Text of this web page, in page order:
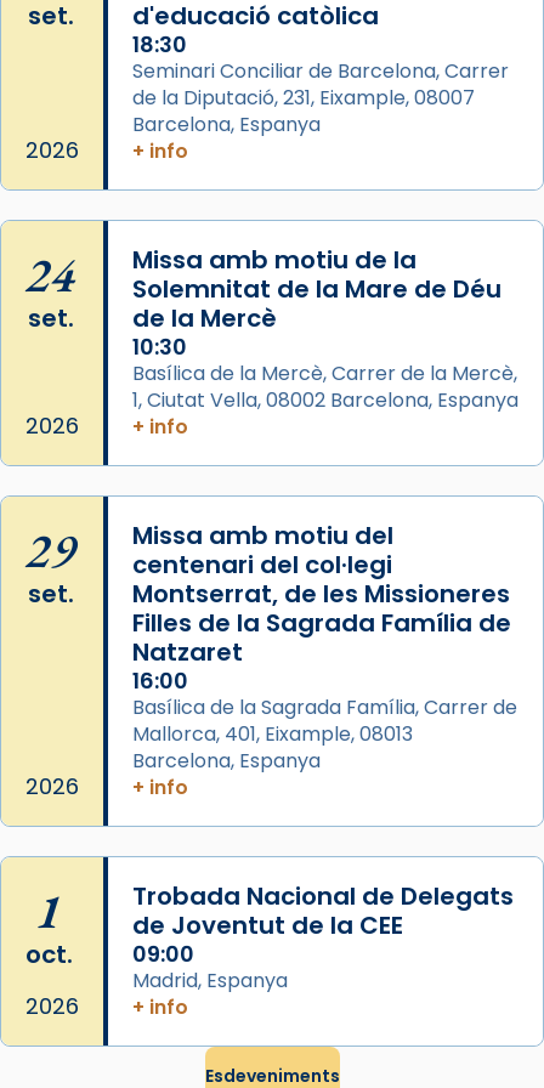
Santes a Mataró»🥵.
Photo
View on Facebook · Share
2 weeks ago
seu germà Joan i Pere un dels que
acompanyava més de prop Jesús.
Segons el llibre dels Fets (12,2) fou el primer
apòstol màrtir, decapitat a Jerusalem per
Herodes Agripa (vers l'any 44).
musulmanes fou venerat com a patró dels
Regnes castellans i més tard de tota
Espanya.
El seu sepulcre a Compostela fou un gran
centre de peregrinacions medievals de tot
el món cristià, després de Roma i terra
«A Raïms de Sant Jaume, raïms aigualits;
raïms de setembre te'n llepes els dits»,
segons una dita popular.
set.
2026
d'educació catòlica
18:30
Seminari Conciliar de Barcelona, Carrer
de la Diputació, 231, Eixample, 08007
Barcelona, Espanya
+ info
24
set.
2026
Missa amb motiu de la
Solemnitat de la Mare de Déu
de la Mercè
10:30
Basílica de la Mercè, Carrer de la Mercè,
1, Ciutat Vella, 08002 Barcelona, Espanya
+ info
29
set.
2026
Missa amb motiu del
centenari del col·legi
Montserrat, de les Missioneres
Filles de la Sagrada Família de
Natzaret
16:00
Basílica de la Sagrada Família, Carrer de
Mallorca, 401, Eixample, 08013
Barcelona, Espanya
+ info
1
oct.
2026
Trobada Nacional de Delegats
de Joventut de la CEE
09:00
Madrid, Espanya
+ info
Esdeveniments